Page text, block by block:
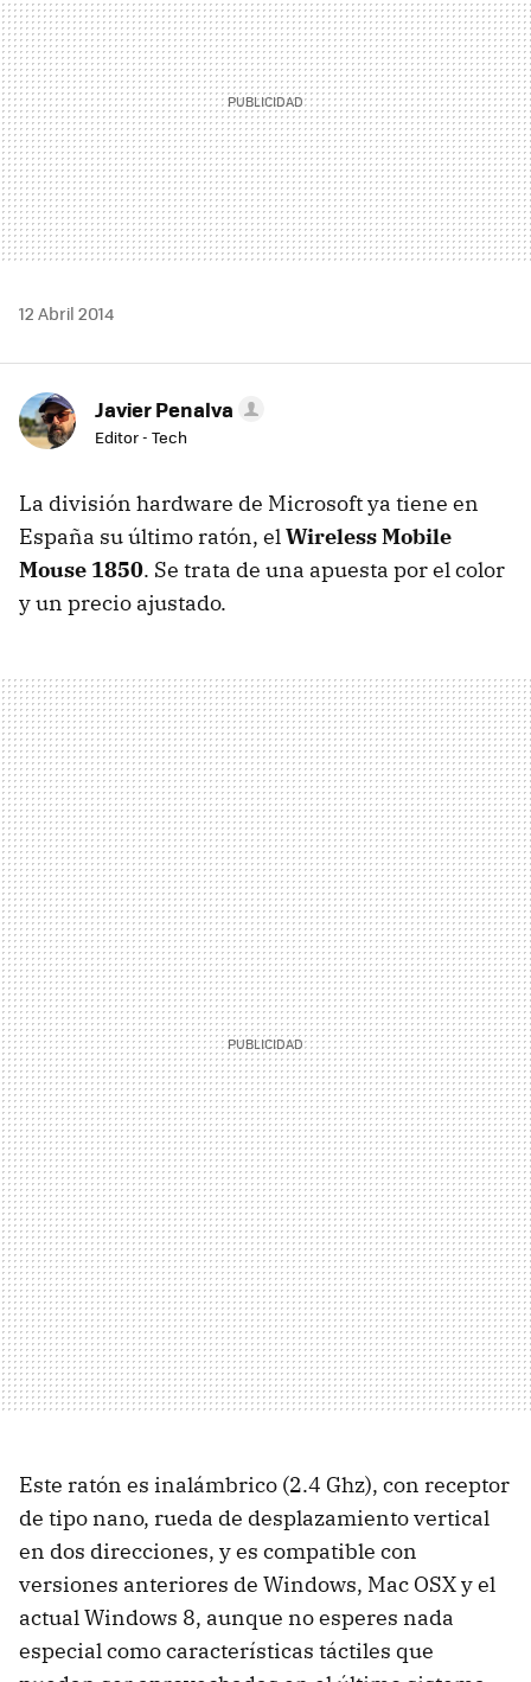
12 Abril 2014
Javier Penalva
Editor - Tech
La división hardware de Microsoft ya tiene en
España su último ratón, elWireless Mobile
Mouse 1850. Se trata de una apuesta por el color
y un precio ajustado.
Este ratón es inalámbrico (2.4 Ghz), con receptor
de tipo nano, rueda de desplazamiento vertical
en dos direcciones, y es compatible con
versiones anteriores de Windows, Mac OSX y el
actual Windows 8, aunque no esperes nada
especial como características táctiles que